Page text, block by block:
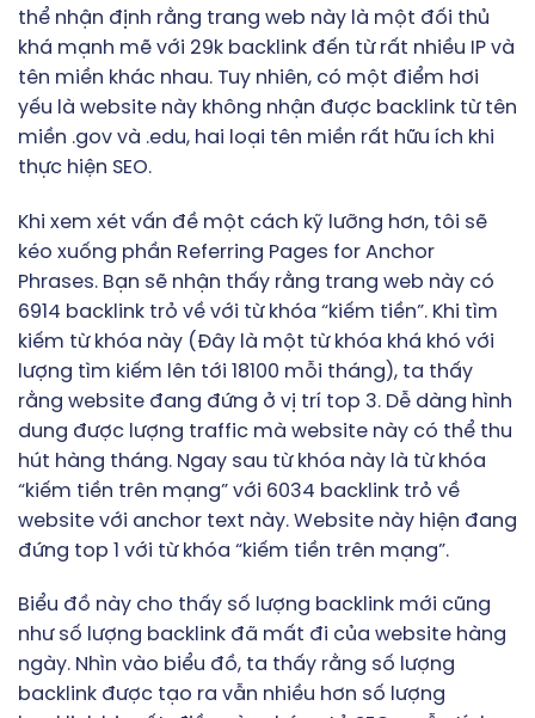
thể nhận định rằng trang web này là một đối thủ
khá mạnh mẽ với 29k backlink đến từ rất nhiều IP và
tên miền khác nhau. Tuy nhiên, có một điểm hơi
yếu là website này không nhận được backlink từ tên
miền .gov và .edu, hai loại tên miền rất hữu ích khi
thực hiện SEO.
Khi xem xét vấn đề một cách kỹ lưỡng hơn, tôi sẽ
kéo xuống phần Referring Pages for Anchor
Phrases. Bạn sẽ nhận thấy rằng trang web này có
6914 backlink trỏ về với từ khóa “kiếm tiền”. Khi tìm
kiếm từ khóa này (Đây là một từ khóa khá khó với
lượng tìm kiếm lên tới 18100 mỗi tháng), ta thấy
rằng website đang đứng ở vị trí top 3. Dễ dàng hình
dung được lượng traffic mà website này có thể thu
hút hàng tháng. Ngay sau từ khóa này là từ khóa
“kiếm tiền trên mạng” với 6034 backlink trỏ về
website với anchor text này. Website này hiện đang
đứng top 1 với từ khóa “kiếm tiền trên mạng”.
Biểu đồ này cho thấy số lượng backlink mới cũng
như số lượng backlink đã mất đi của website hàng
ngày. Nhìn vào biểu đồ, ta thấy rằng số lượng
backlink được tạo ra vẫn nhiều hơn số lượng